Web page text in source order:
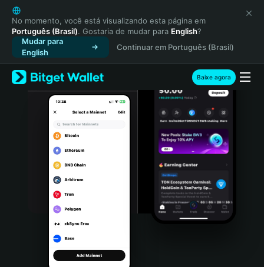
English
日本語
Tiếng Việt
Русский
Español (Latinoamérica)
Türkçe
Italiano
Português (Portugal)
Bahasa Indonesia
Português (Brasil)
Español (Argentina)
No momento, você está visualizando esta página em
Português (Brasil). Gostaria de mudar para English?
Mudar para
English
Continuar em Português (Brasil)
Baixe agora